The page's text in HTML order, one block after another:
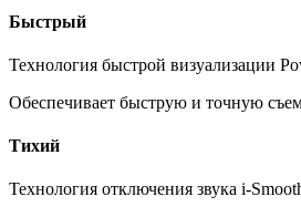
Быстрый
Технология быстрой визуализации
Обеспечивает быструю и точную
Тихий
Технология отключения звука i-